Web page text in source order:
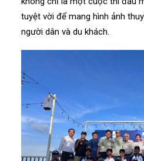
tuyệt vời để mang hình ảnh
người dân và du khách.